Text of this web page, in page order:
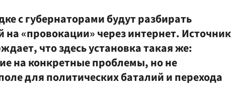
с губернаторами будут разбирать
«провокации» через интернет. Источник
что здесь установка такая же:
на конкретные проблемы, но не
для политических баталий и перехода